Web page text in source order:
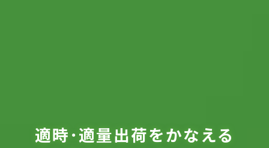
適時･適量出荷をかなえる